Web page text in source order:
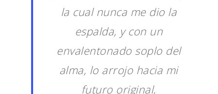
la cual nunca me dio la
espalda, y con un
envalentonado soplo del
alma, lo arrojo hacia mi
futuro original,